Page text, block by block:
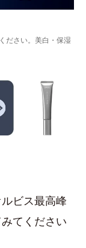
ださい。美白・保湿
ビス最高峰
てください